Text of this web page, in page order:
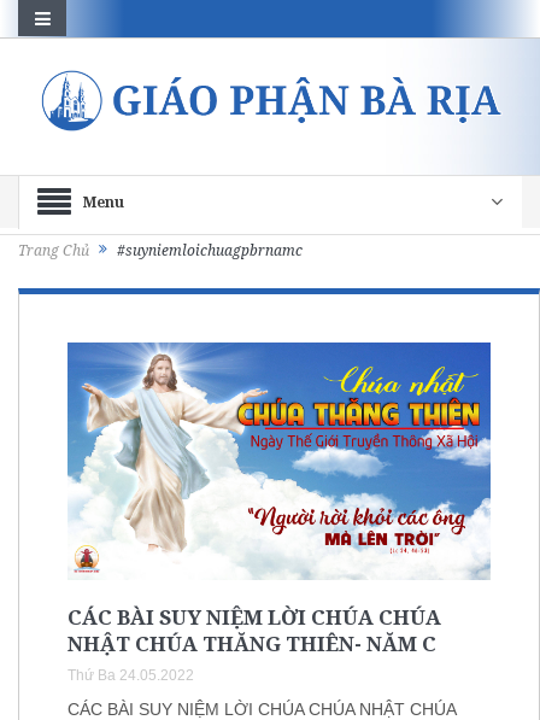
Menu
Trang Chủ #suyniemloichuagpbrnamc
CÁC BÀI SUY NIỆM LỜI CHÚA CHÚA
NHẬT CHÚA THĂNG THIÊN- NĂM C
Thứ Ba 24.05.2022
CÁC BÀI SUY NIỆM LỜI CHÚA CHÚA NHẬT CHÚA